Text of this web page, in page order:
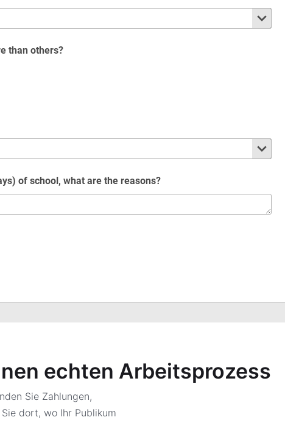
echten Arbeitsprozess
Sie Zahlungen,
dort, wo Ihr Publikum